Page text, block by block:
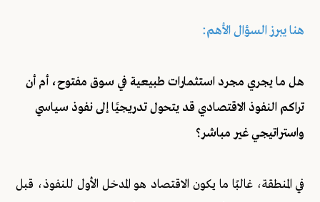
هنا يبرز السؤال الأهم:
هل ما يجري مجرد استثمارات طبيعية في سوق مفتوح، أم أن
تراكم النفوذ الاقتصادي قد يتحول تدريجيًا إلى نفوذ سياسي
واستراتيجي غير مباشر؟
في المنطقة، غالبًا ما يكون الاقتصاد هو المدخل الأول للنفوذ، قبل